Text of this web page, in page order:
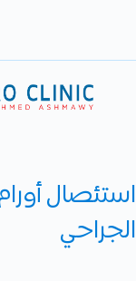
استئصال
الجراحي